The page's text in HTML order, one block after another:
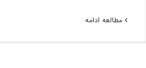
مطالعه ادامه